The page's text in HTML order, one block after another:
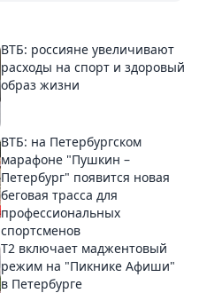
ВТБ: россияне увеличивают
расходы на спорт и здоровый
образ жизни
ВТБ: на Петербургском
марафоне "Пушкин –
Петербург" появится новая
беговая трасса для
профессиональных
спортсменов
Т2 включает маджентовый
режим на "Пикнике Афиши"
в Петербурге